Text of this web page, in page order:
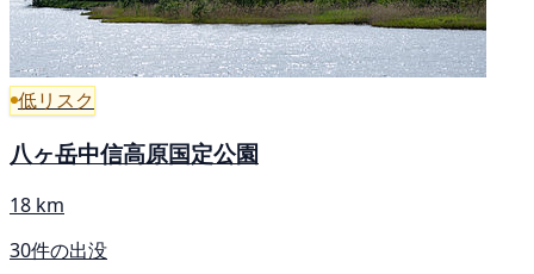
低リスク
八ヶ岳中信高原国定公園
18 km
30件の出没